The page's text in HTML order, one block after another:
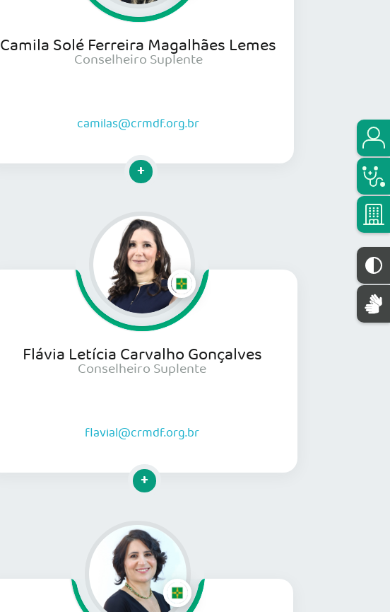
Camila Solé Ferreira Magalhães Lemes
Conselheiro Suplente
camilas@crmdf.org.br
Clique para mais informações
Flávia Letícia Carvalho Gonçalves
Conselheiro Suplente
flavial@crmdf.org.br
Clique para mais informações